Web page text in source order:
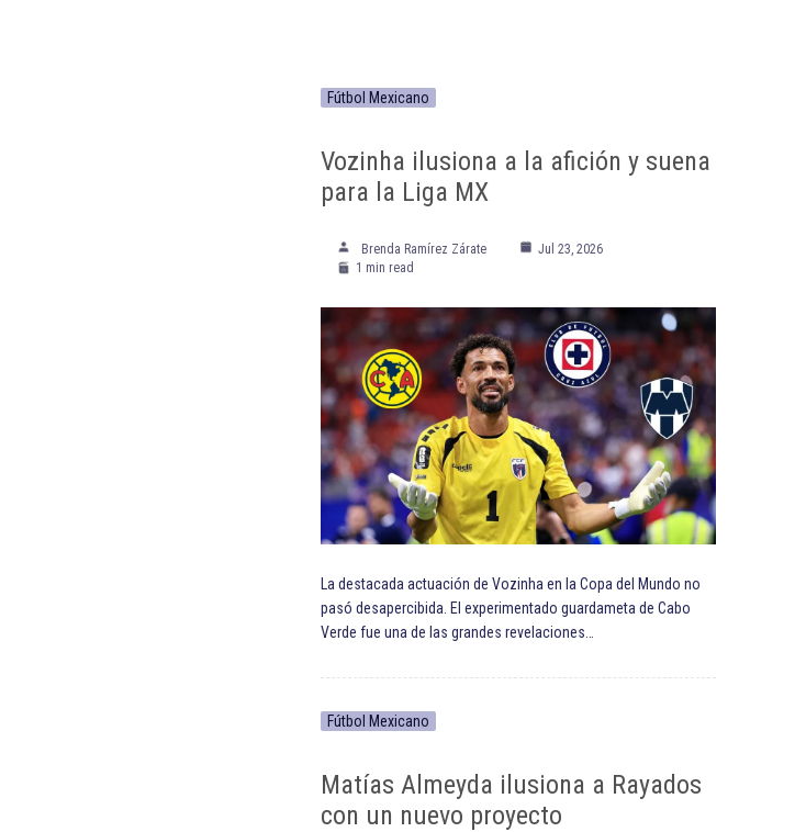
Fútbol Mexicano
Vozinha ilusiona a la afición y suena
para la Liga MX
Brenda Ramírez Zárate
Jul 23, 2026
1 min read
La destacada actuación de Vozinha en la Copa del Mundo no
pasó desapercibida. El experimentado guardameta de Cabo
Verde fue una de las grandes revelaciones…
Fútbol Mexicano
Matías Almeyda ilusiona a Rayados
con un nuevo proyecto